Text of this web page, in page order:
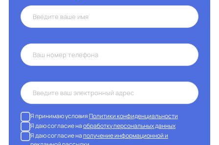
Я принимаю условияПолитики конфиденциальности
Я даю согласие наобработку персональных данных
Я даю согласие наполучение информационной и